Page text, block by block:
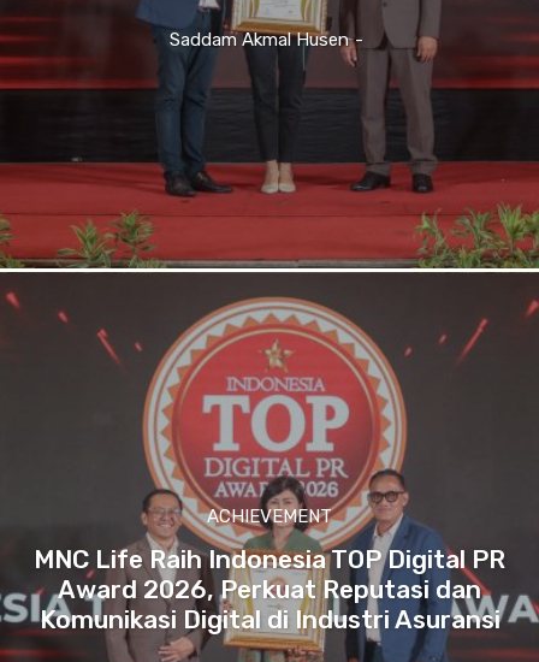
Saddam Akmal Husen -
ACHIEVEMENT
MNC Life Raih Indonesia TOP Digital PR
Award 2026, Perkuat Reputasi dan
Komunikasi Digital di Industri Asuransi